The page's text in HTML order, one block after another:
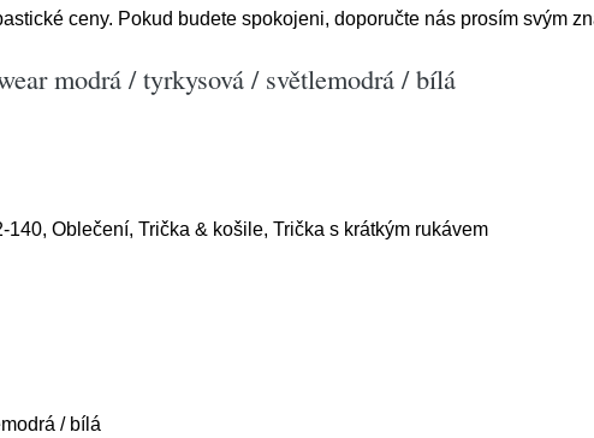
ceny. Pokud budete spokojeni, doporučte nás prosím svým
modrá / tyrkysová / světlemodrá / bílá
140, Oblečení, Trička & košile, Trička s krátkým rukávem
/ bílá